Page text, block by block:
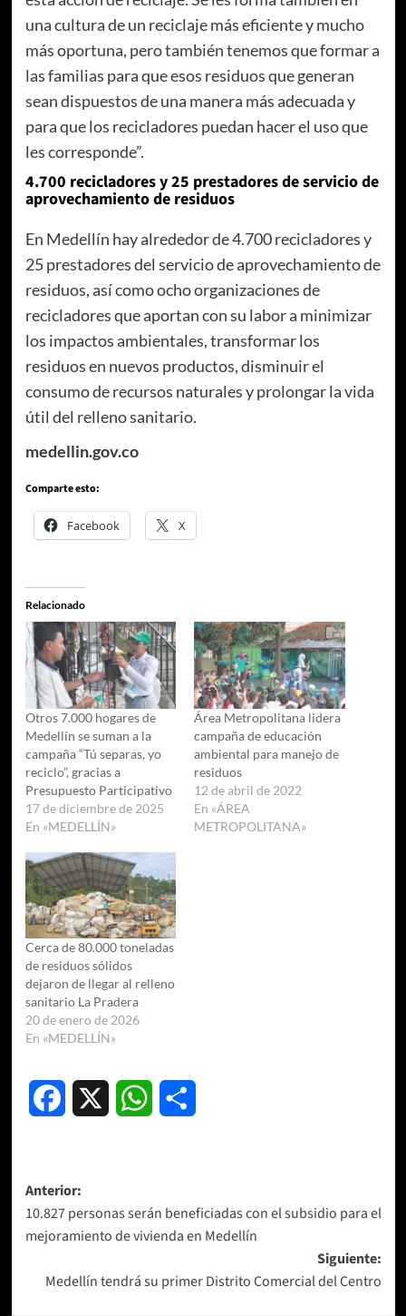
una cultura de un reciclaje más eficiente y mucho
más oportuna, pero también tenemos que formar a
las familias para que esos residuos que generan
sean dispuestos de una manera más adecuada y
para que los recicladores puedan hacer el uso que
les corresponde”.
4.700 recicladores y 25 prestadores de servicio de
aprovechamiento de residuos
En Medellín hay alrededor de 4.700 recicladores y
25 prestadores del servicio de aprovechamiento de
residuos, así como ocho organizaciones de
recicladores que aportan con su labor a minimizar
los impactos ambientales, transformar los
residuos en nuevos productos, disminuir el
consumo de recursos naturales y prolongar la vida
útil del relleno sanitario.
medellin.gov.co
Comparte esto:
Facebook X
Relacionado
Otros 7.000 hogares de
Medellín se suman a la
campaña “Tú separas, yo
reciclo”, gracias a
Presupuesto Participativo
17 de diciembre de 2025
En «MEDELLÍN»
Área Metropolitana lidera
campaña de educación
ambiental para manejo de
residuos
12 de abril de 2022
En «ÁREA
METROPOLITANA»
Cerca de 80.000 toneladas
de residuos sólidos
dejaron de llegar al relleno
sanitario La Pradera
20 de enero de 2026
En «MEDELLÍN»
Facebook WhatsApp
Navegación
de
entradas
Anterior:
10.827 personas serán beneficiadas con el subsidio para el
mejoramiento de vivienda en Medellín
Siguiente:
Medellín tendrá su primer Distrito Comercial del Centro